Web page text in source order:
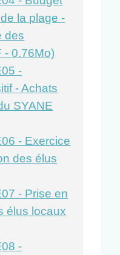
la plage -
des
- 0.76Mo)
-
- Achats
SYANE
- Exercice
des élus
- Prise en
élus locaux
-